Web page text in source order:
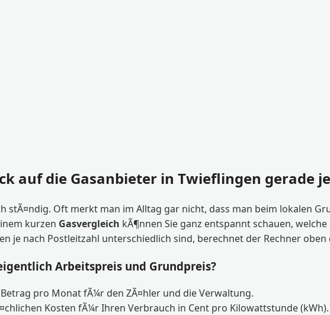
auf die Gasanbieter in Twieflingen gerade
stÃ¤ndig. Oft merkt man im Alltag gar nicht, dass man beim lokalen
kurzen Gasvergleich kÃ¶nnen Sie ganz entspannt schauen,
je nach Postleitzahl unterschiedlich sind, berechnet der Rechner
Arbeitspreis und Grundpreis?
pro Monat fÃ¼r den ZÃ¤hler und die Verwaltung.
Kosten fÃ¼r Ihren Verbrauch in Cent pro Kilowattstunde (kWh).